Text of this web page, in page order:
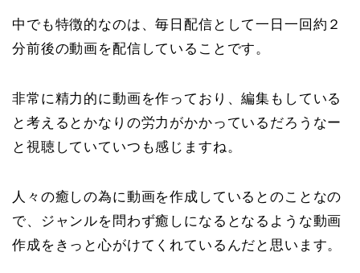
中でも特徴的なのは、毎日配信として一日一回約２
分前後の動画を配信していることです。
非常に精力的に動画を作っており、編集もしている
と考えるとかなりの労力がかかっているだろうなー
と視聴していていつも感じますね。
人々の癒しの為に動画を作成しているとのことなの
で、ジャンルを問わず癒しになるとなるような動画
作成をきっと心がけてくれているんだと思います。